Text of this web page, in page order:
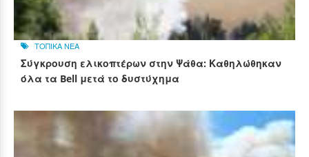
ΤΟΠΙΚΑ ΝΕΑ
Σύγκρουση ελικοπτέρων στην Ψάθα: Καθηλώθηκαν
όλα τα Bell μετά το δυστύχημα